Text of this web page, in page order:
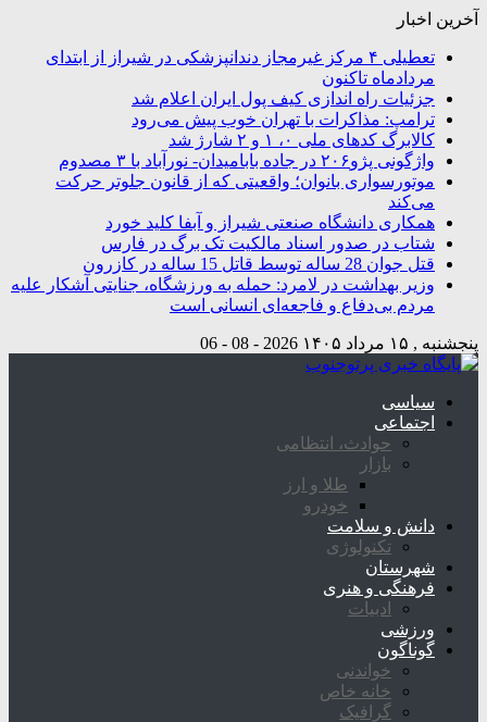
آخرین اخبار
تعطیلی ۴ مرکز غیرمجاز دندانپزشکی در شیراز از ابتدای
مردادماه تاکنون
جزئیات راه اندازی کیف پول ایران اعلام شد
ترامپ: مذاکرات با تهران خوب پیش می‌رود
کالابرگ کدهای ملی ۰، ۱ و ۲ شارژ شد
واژگونی پژو۲۰۶ در جاده بابامیدان- نورآباد با ۳ مصدوم
موتورسواری بانوان؛ واقعیتی که از قانون جلوتر حرکت
می‌کند
همکاری دانشگاه صنعتی شیراز و آبفا کلید خورد
شتاب در صدور اسناد مالکیت تک برگ در فارس
قتل جوان 28 ساله توسط قاتل 15 ساله در کازرون
وزیر بهداشت در لامرد: حمله به ورزشگاه، جنایتی آشکار علیه
مردم بی‌دفاع و فاجعه‌ای انسانی است
پنجشنبه , ۱۵ مرداد ۱۴۰۵ 2026 - 08 - 06
سیاسی
اجتماعی
حوادث، انتظامی
بازار
طلا و ارز
خودرو
دانش و سلامت
تکنولوژی
شهرستان
فرهنگی و هنری
ادبیات
ورزشی
گوناگون
خواندنی
خانه خاص
گرافیک